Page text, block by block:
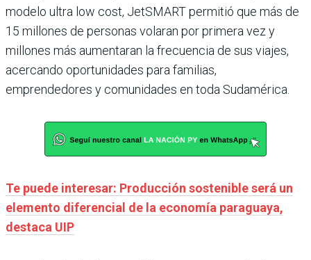
modelo ultra low cost, JetSMART permitió que más de
15 millones de personas volaran por primera vez y
millones más aumentaran la frecuencia de sus viajes,
acercando oportunidades para familias,
emprendedores y comunidades en toda Sudamérica.
Te puede interesar: Producción sostenible será un
elemento diferencial de la economía paraguaya,
destaca UIP